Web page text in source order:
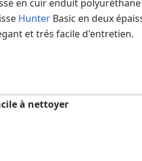
en cuir enduit
Hunter Basic en deux
et trés facile d'entretien.
à nettoyer